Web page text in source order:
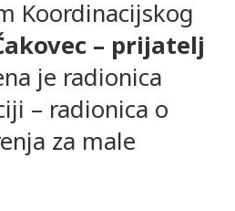
Koordinacijskog
– prijatelj
je radionica
– radionica o
za male